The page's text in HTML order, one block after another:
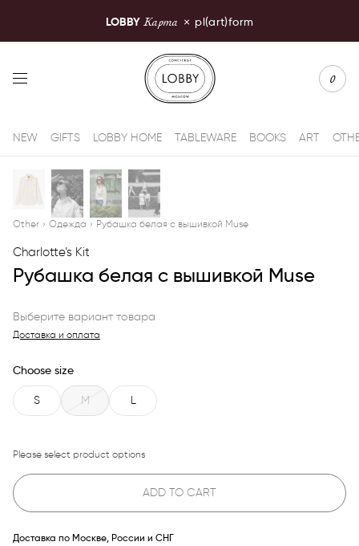
LOBBY Карта × pl(art)form
LOBBY Moscow
0
NEW GIFTS LOBBY HOME TABLEWARE BOOKS ART
Other › Одежда › Рубашка белая с вышивкой Muse
Charlotte’s Kit
Рубашка белая с вышивкой Muse
Выберите вариант товара
Доставка и оплата
Choose size
S M L
Please select product options
ADD TO CART
Доставка по Москве, России и СНГ